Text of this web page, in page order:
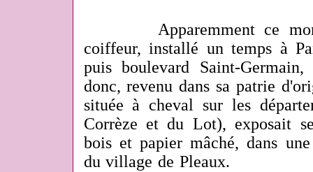
Apparemment ce
coiffeur, installé un temps à
puis boulevard Saint-
donc, revenu dans sa patrie
située à cheval sur les
Corrèze et du Lot), exposait
bois et papier mâché, dans
du village de Pleaux.